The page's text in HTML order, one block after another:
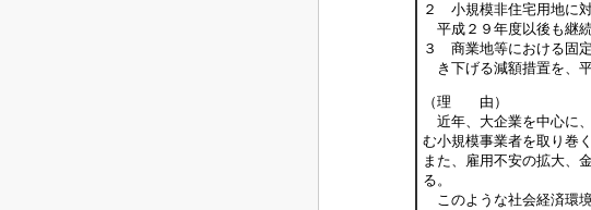
２ 小規模非住宅用地に
平成２９年度以後も継続
３ 商業地等における固
き下げる減額措置を、
（理 由）
近年、大企業を中心に
む小規模事業者を取り巻
また、雇用不安の拡大、
る。
このような社会経済環